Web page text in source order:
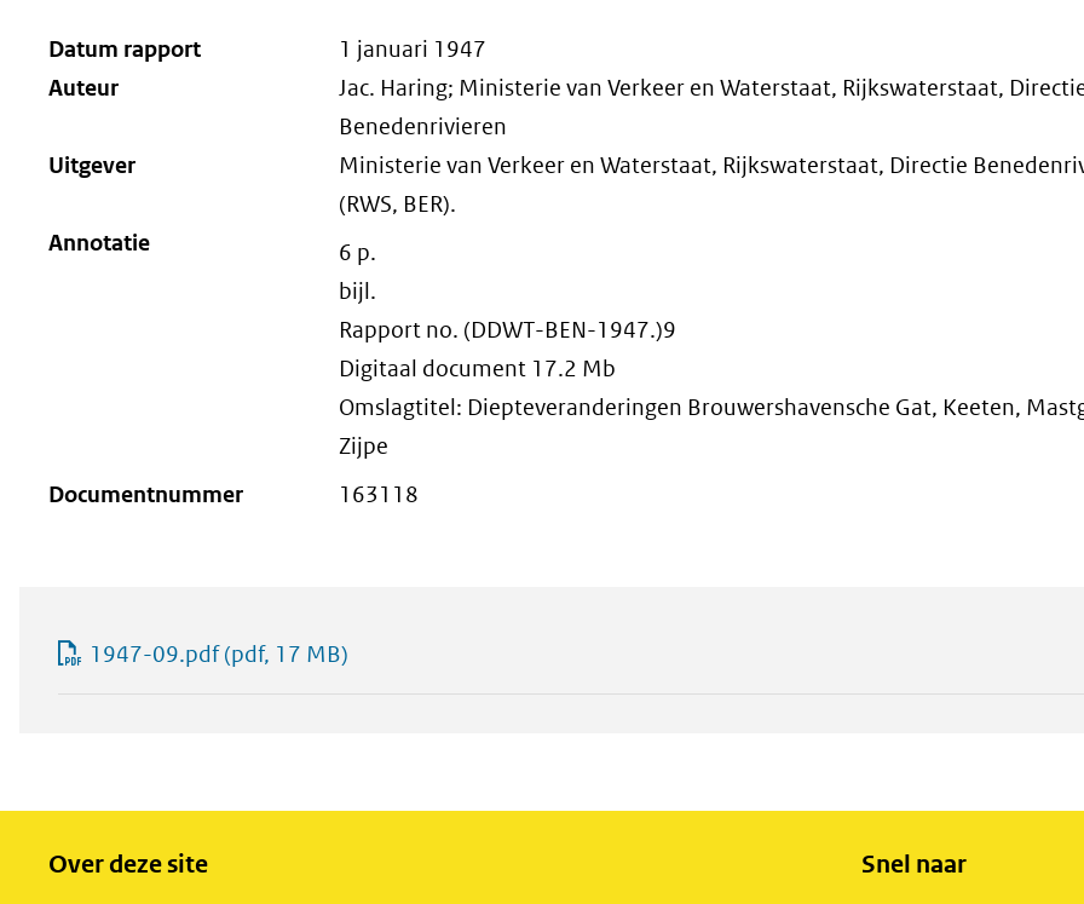
Datum rapport
1 januari 1947
Auteur
Jac. Haring; Ministerie van Verkeer en Waterstaat, Rijkswaterstaat,
Benedenrivieren
Uitgever
Ministerie van Verkeer en Waterstaat, Rijkswaterstaat, Directie
(RWS, BER).
Annotatie
6 p.
bijl.
Rapport no. (DDWT-BEN-1947.)9
Digitaal document 17.2 Mb
Omslagtitel: Diepteveranderingen Brouwershavensche Gat, Keeten,
Zijpe
Documentnummer
163118
1947-09.pdf(pdf, 17 MB)
Over deze site Snel naar